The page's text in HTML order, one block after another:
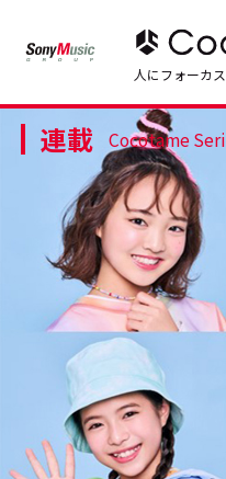
トップ Top
記事一覧 Articles
連載一覧 Series
Cocotameとは
人にフォーカ
連載 Cocotame